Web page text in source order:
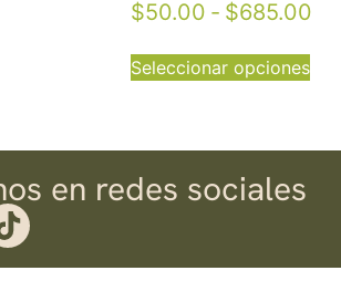
$50.00 - $685.00
Seleccionar opciones
en redes sociales